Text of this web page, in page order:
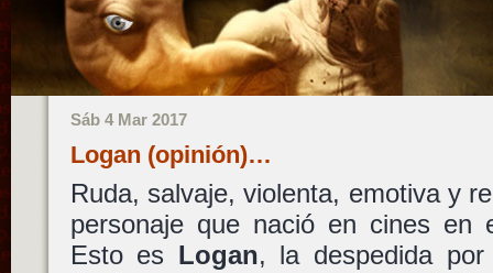
Sáb 4 Mar 2017
Logan (opinión)…
Ruda, salvaje, violenta, emotiva y
personaje que nació en cines en
Esto es Logan, la despedida